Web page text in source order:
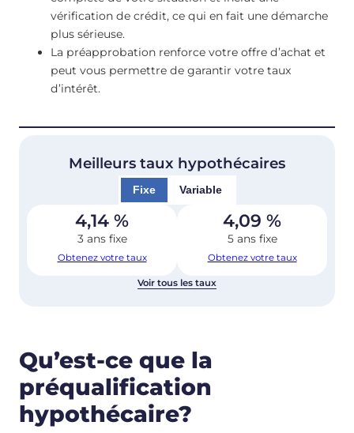
vérification de crédit, ce qui en fait une démarche
plus sérieuse.
La préapprobation renforce votre offre d’achat et
peut vous permettre de garantir votre taux
d’intérêt.
Meilleurs taux hypothécaires
Fixe Variable
4,14 %
3 ans fixe
Obtenez votre taux
4,09 %
5 ans fixe
Obtenez votre taux
Voir tous les taux
Qu’est-ce que la
préqualification
hypothécaire?